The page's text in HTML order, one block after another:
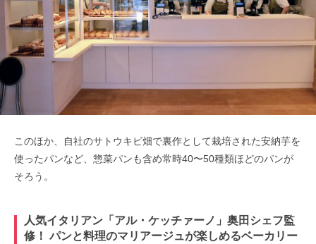
このほか、自社のサトウキビ畑で裏作として栽培された安納芋を
使ったパンなど、惣菜パンも含め常時40〜50種類ほどのパンが
そろう。
人気イタリアン「アル・ケッチァーノ」奥田シェフ監
修！ パンと料理のマリアージュが楽しめるベーカリー